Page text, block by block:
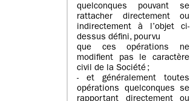
quelconques pouvant se
rattacher directement ou
indirectement à l’objet ci-
dessus défini, pourvu
que ces opérations ne
modifient pas le caractère
civil de la Société ;
- et généralement toutes
opérations quelconques se